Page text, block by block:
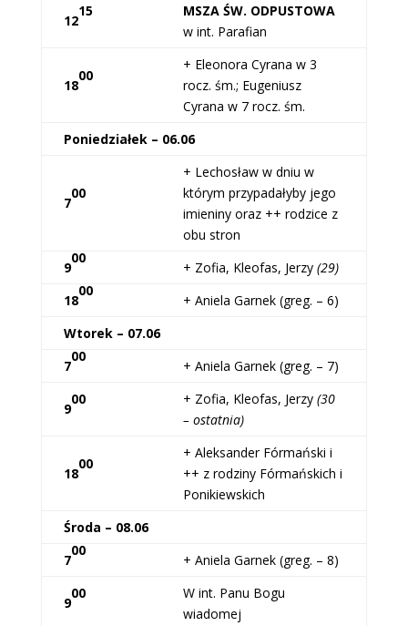
12
15
MSZA ŚW. ODPUSTOWA
w int. Parafian
18
00
+ Eleonora Cyrana w 3
rocz. śm.; Eugeniusz
Cyrana w 7 rocz. śm.
Poniedziałek – 06.06
7
00
+ Lechosław w dniu w
którym przypadałyby jego
imieniny oraz ++ rodzice z
obu stron
9
00
+ Zofia, Kleofas, Jerzy (29)
18
00
+ Aniela Garnek (greg. – 6)
Wtorek – 07.06
7
00
+ Aniela Garnek (greg. – 7)
9
00 + Zofia, Kleofas, Jerzy (30
– ostatnia)
18
00
+ Aleksander Fórmański i
++ z rodziny Fórmańskich i
Ponikiewskich
Środa – 08.06
7
00
+ Aniela Garnek (greg. – 8)
9
00
W int. Panu Bogu
wiadomej